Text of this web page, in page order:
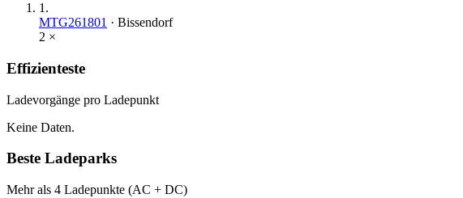
1 .
MTG261801 · Bissendorf
2 ×
Effizienteste
Ladevorgänge pro Ladepunkt
Keine Daten.
Beste Ladeparks
Mehr als 4 Ladepunkte (AC + DC)